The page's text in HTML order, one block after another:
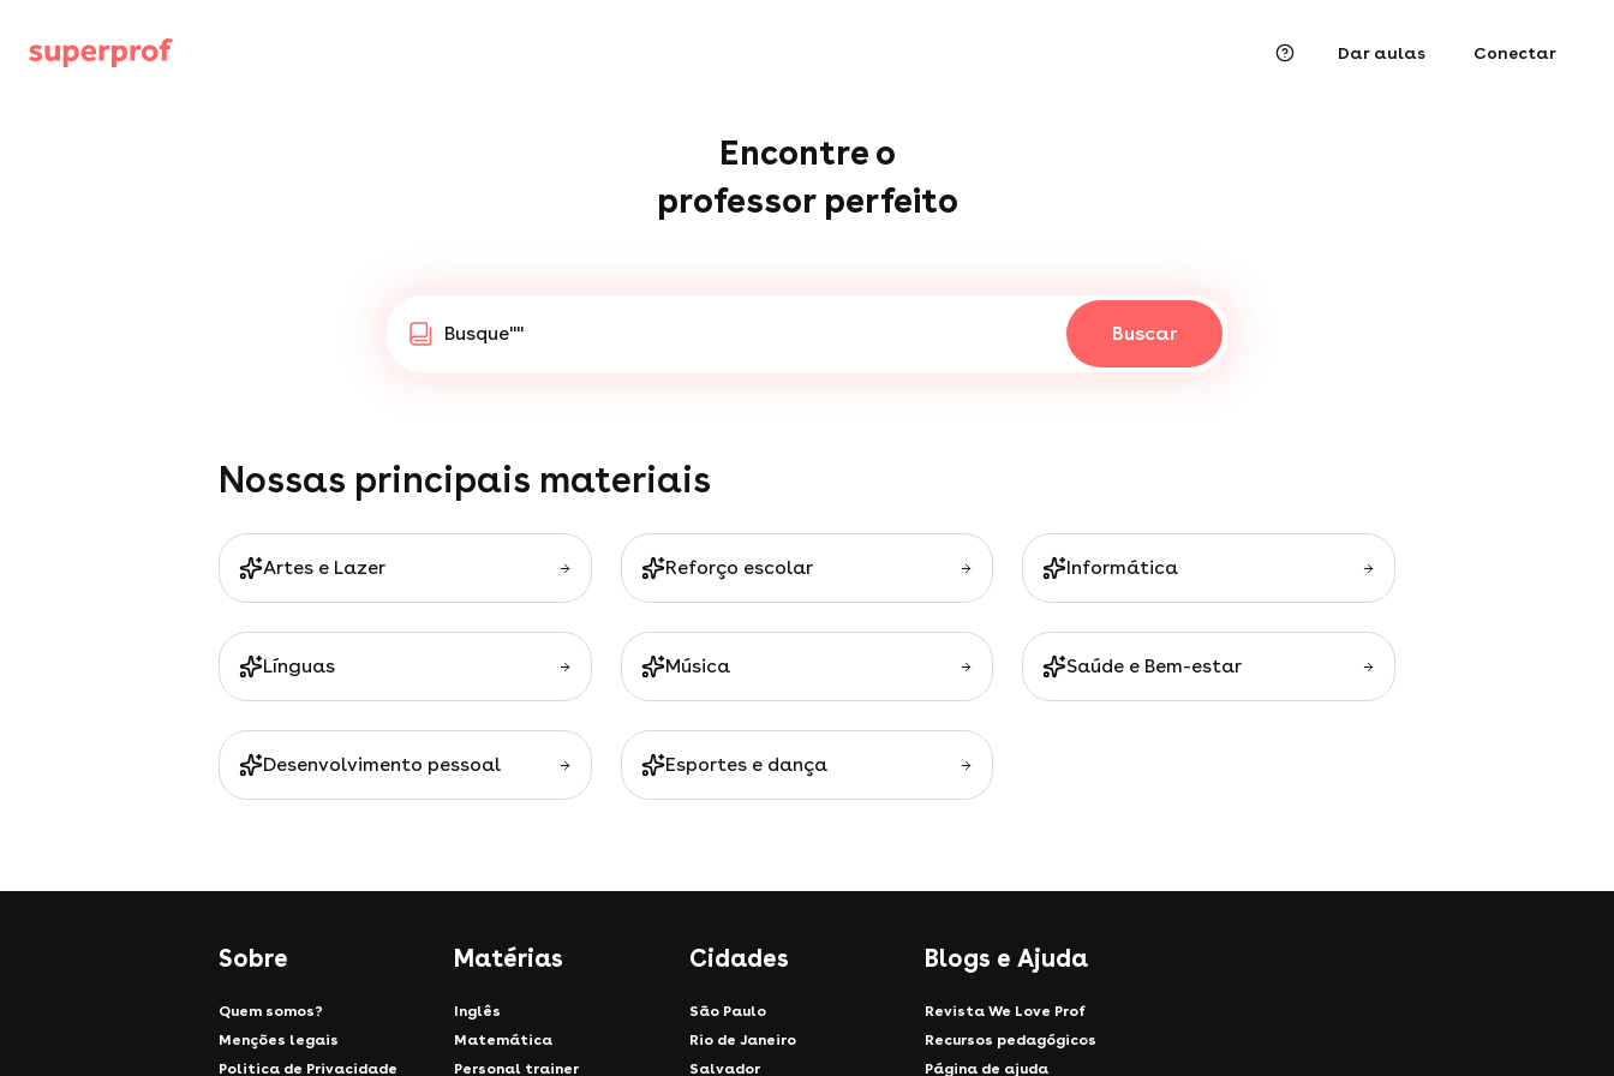
Dar aulas Conectar
Encontre o
professor perfeito
Busque"" Buscar
Nossas principais materiais
Artes e Lazer Reforço escolar Informática
Línguas Música Saúde e Bem-estar
Desenvolvimento pessoal Esportes e dança
Sobre
Quem somos?
Menções legais
Politica de Privacidade
Matérias
Inglês
Matemática
Personal trainer
Cidades
São Paulo
Rio de Janeiro
Salvador
Blogs e Ajuda
Revista We Love Prof
Recursos pedagógicos
Página de ajuda